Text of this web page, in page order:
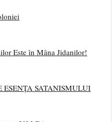
Este în Mâna Jidanilor!
SATANISMULUI